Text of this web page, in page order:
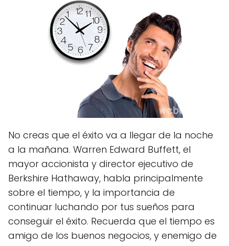
No creas que el éxito va a llegar de la noche
a la mañana. Warren Edward Buffett, el
mayor accionista y director ejecutivo de
Berkshire Hathaway, habla principalmente
sobre el tiempo, y la importancia de
continuar luchando por tus sueños para
conseguir el éxito. Recuerda que el tiempo es
amigo de los buenos negocios, y enemigo de